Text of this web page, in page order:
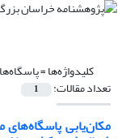
کلیدواژه‌ها =
تعداد مقالات: 1
مکان‌یابی